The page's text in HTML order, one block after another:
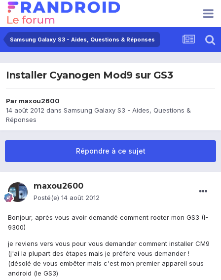
Samsung Galaxy S3 - Aides, Questions & Réponses
Installer Cyanogen Mod9 sur GS3
Par maxou2600
14 août 2012 dans Samsung Galaxy S3 - Aides, Questions &
Réponses
Répondre à ce sujet
maxou2600
Posté(e) 14 août 2012
Bonjour, après vous avoir demandé comment rooter mon GS3 (I-
9300)
je reviens vers vous pour vous demander comment installer CM9
(j'ai la plupart des étapes mais je préfère vous demander !
(désolé de vous embêter mais c'est mon premier appareil sous
android (le GS3)